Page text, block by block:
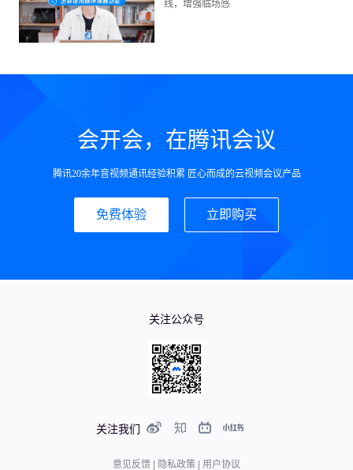
线，增强临场感
会开会，在腾讯会议
腾讯20余年音视频通讯经验积累 匠心而成的云视频会议产品
免费体验 立即购买
关注我们
关注公众号
意见反馈 隐私政策 用户协议